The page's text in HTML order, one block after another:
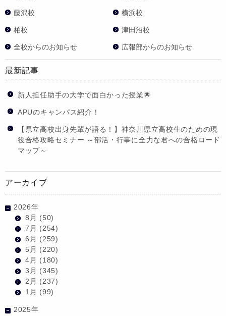
藤沢校 横浜校
柏校 津田沼校
全校からのお知らせ 広報部からのお知らせ
最新記事
新人担任助手の大学で面白かった授業🌟
APUのキャンパス紹介！
【県立高校出身先輩が語る！】神奈川県立高校生のための現
役合格攻略セミナー ～部活・行事に全力な君への合格ロード
マップ～
アーカイブ
2026年
8月 (50)
7月 (254)
6月 (259)
5月 (220)
4月 (180)
3月 (345)
2月 (237)
1月 (99)
2025年